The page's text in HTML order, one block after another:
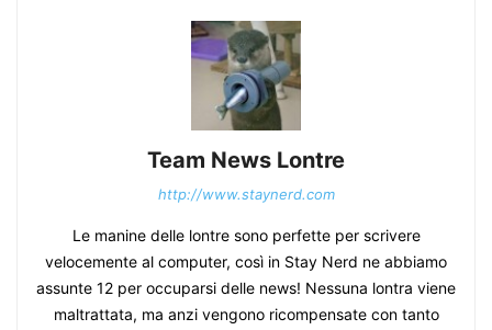
Team News Lontre
http://www.staynerd.com
Le manine delle lontre sono perfette per scrivere
velocemente al computer, così in Stay Nerd ne abbiamo
assunte 12 per occuparsi delle news! Nessuna lontra viene
maltrattata, ma anzi vengono ricompensate con tanto